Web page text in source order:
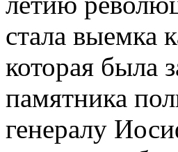
стала выемка
которая была
памятника
генералу